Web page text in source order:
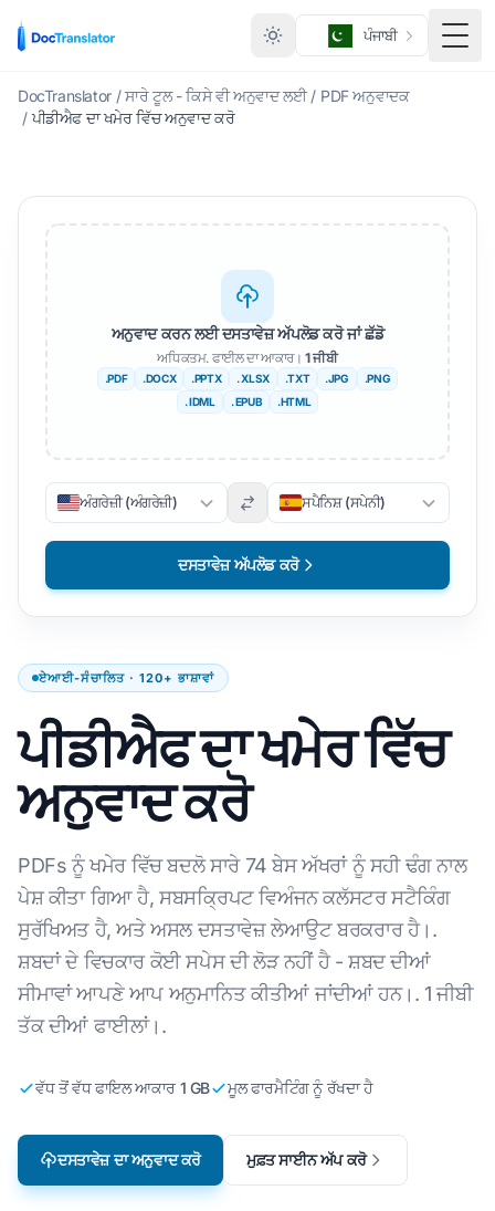
ਪੰਜਾਬੀ
ਮੀਨੂ
DocTranslator / ਸਾਰੇ ਟੂਲ - ਕਿਸੇ ਵੀ ਅਨੁਵਾਦ ਲਈ / PDF ਅਨੁਵਾਦਕ
/ ਪੀਡੀਐਫ ਦਾ ਖਮੇਰ ਵਿੱਚ ਅਨੁਵਾਦ ਕਰੋ
ਏਆਈ-ਸੰਚਾਲਿਤ · 120+ ਭਾਸ਼ਾਵਾਂ
ਪੀਡੀਐਫ ਦਾ ਖਮੇਰ ਵਿੱਚ
ਅਨੁਵਾਦ ਕਰੋ
PDFs ਨੂੰ ਖਮੇਰ ਵਿੱਚ ਬਦਲੋ ਸਾਰੇ 74 ਬੇਸ ਅੱਖਰਾਂ ਨੂੰ ਸਹੀ ਢੰਗ ਨਾਲ
ਪੇਸ਼ ਕੀਤਾ ਗਿਆ ਹੈ, ਸਬਸਕ੍ਰਿਪਟ ਵਿਅੰਜਨ ਕਲੱਸਟਰ ਸਟੈਕਿੰਗ
ਸੁਰੱਖਿਅਤ ਹੈ, ਅਤੇ ਅਸਲ ਦਸਤਾਵੇਜ਼ ਲੇਆਉਟ ਬਰਕਰਾਰ ਹੈ।.
ਸ਼ਬਦਾਂ ਦੇ ਵਿਚਕਾਰ ਕੋਈ ਸਪੇਸ ਦੀ ਲੋੜ ਨਹੀਂ ਹੈ - ਸ਼ਬਦ ਦੀਆਂ
ਸੀਮਾਵਾਂ ਆਪਣੇ ਆਪ ਅਨੁਮਾਨਿਤ ਕੀਤੀਆਂ ਜਾਂਦੀਆਂ ਹਨ।. 1 ਜੀਬੀ
ਤੱਕ ਦੀਆਂ ਫਾਈਲਾਂ।.
ਵੱਧ ਤੋਂ ਵੱਧ ਫਾਇਲ ਆਕਾਰ 1 GB ਮੂਲ ਫਾਰਮੈਟਿੰਗ ਨੂੰ ਰੱਖਦਾ ਹੈ
ਦਸਤਾਵੇਜ਼ ਦਾ ਅਨੁਵਾਦ ਕਰੋ ਮੁਫ਼ਤ ਸਾਈਨ ਅੱਪ ਕਰੋ
ਅਨੁਵਾਦ ਕਰਨ ਲਈ ਦਸਤਾਵੇਜ਼ ਅੱਪਲੋਡ ਕਰੋ ਜਾਂ ਛੱਡੋ
ਅਧਿਕਤਮ. ਫਾਈਲ ਦਾ ਆਕਾਰ।1 ਜੀਬੀ
.PDF .DOCX .PPTX . XLSX .TXT .JPG
.PNG
. IDML
. EPUB .HTML
ਅੰਗਰੇਜ਼ੀ (ਅੰਗਰੇਜ਼ੀ) ਸਪੈਨਿਸ਼ (ਸਪੇਨੀ)
ਦਸਤਾਵੇਜ਼ ਅੱਪਲੋਡ ਕਰੋ